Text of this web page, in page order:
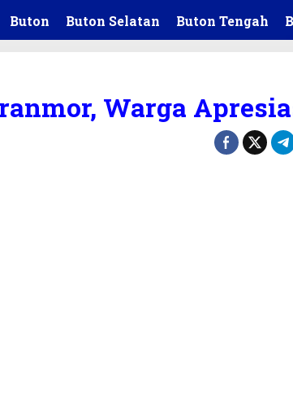
Buton Buton Selatan Buton Tengah
Warga